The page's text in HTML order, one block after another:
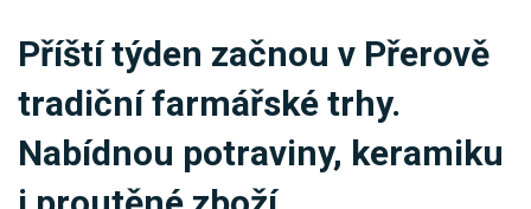
KRIMI
SPORT
KULTURA
Příští týden začnou v Přerově
tradiční farmářské trhy.
Nabídnou potraviny, keramiku